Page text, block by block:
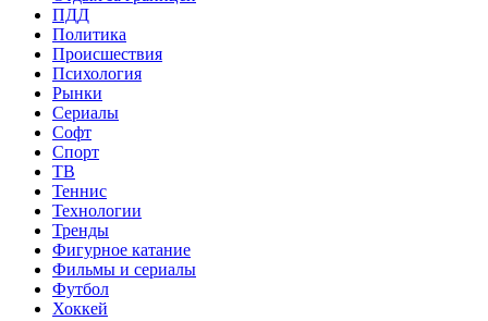
ПДД
Политика
Происшествия
Психология
Рынки
Сериалы
Софт
Спорт
ТВ
Теннис
Технологии
Тренды
Фигурное катание
Фильмы и сериалы
Футбол
Хоккей